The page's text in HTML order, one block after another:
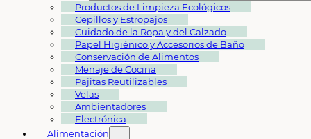
Productos de Limpieza Ecológicos
Cepillos y Estropajos
Cuidado de la Ropa y del Calzado
Papel Higiénico y Accesorios de Baño
Conservación de Alimentos
Menaje de Cocina
Pajitas Reutilizables
Velas
Ambientadores
Electrónica
Alimentación